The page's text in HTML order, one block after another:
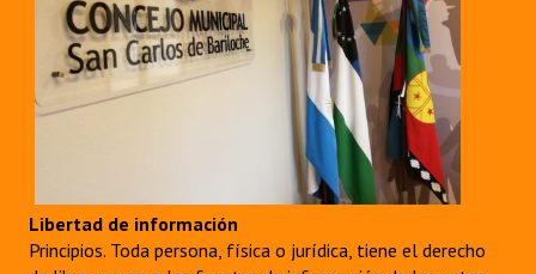
Libertad de información
Principios. Toda persona, física o jurídica, tiene el derecho